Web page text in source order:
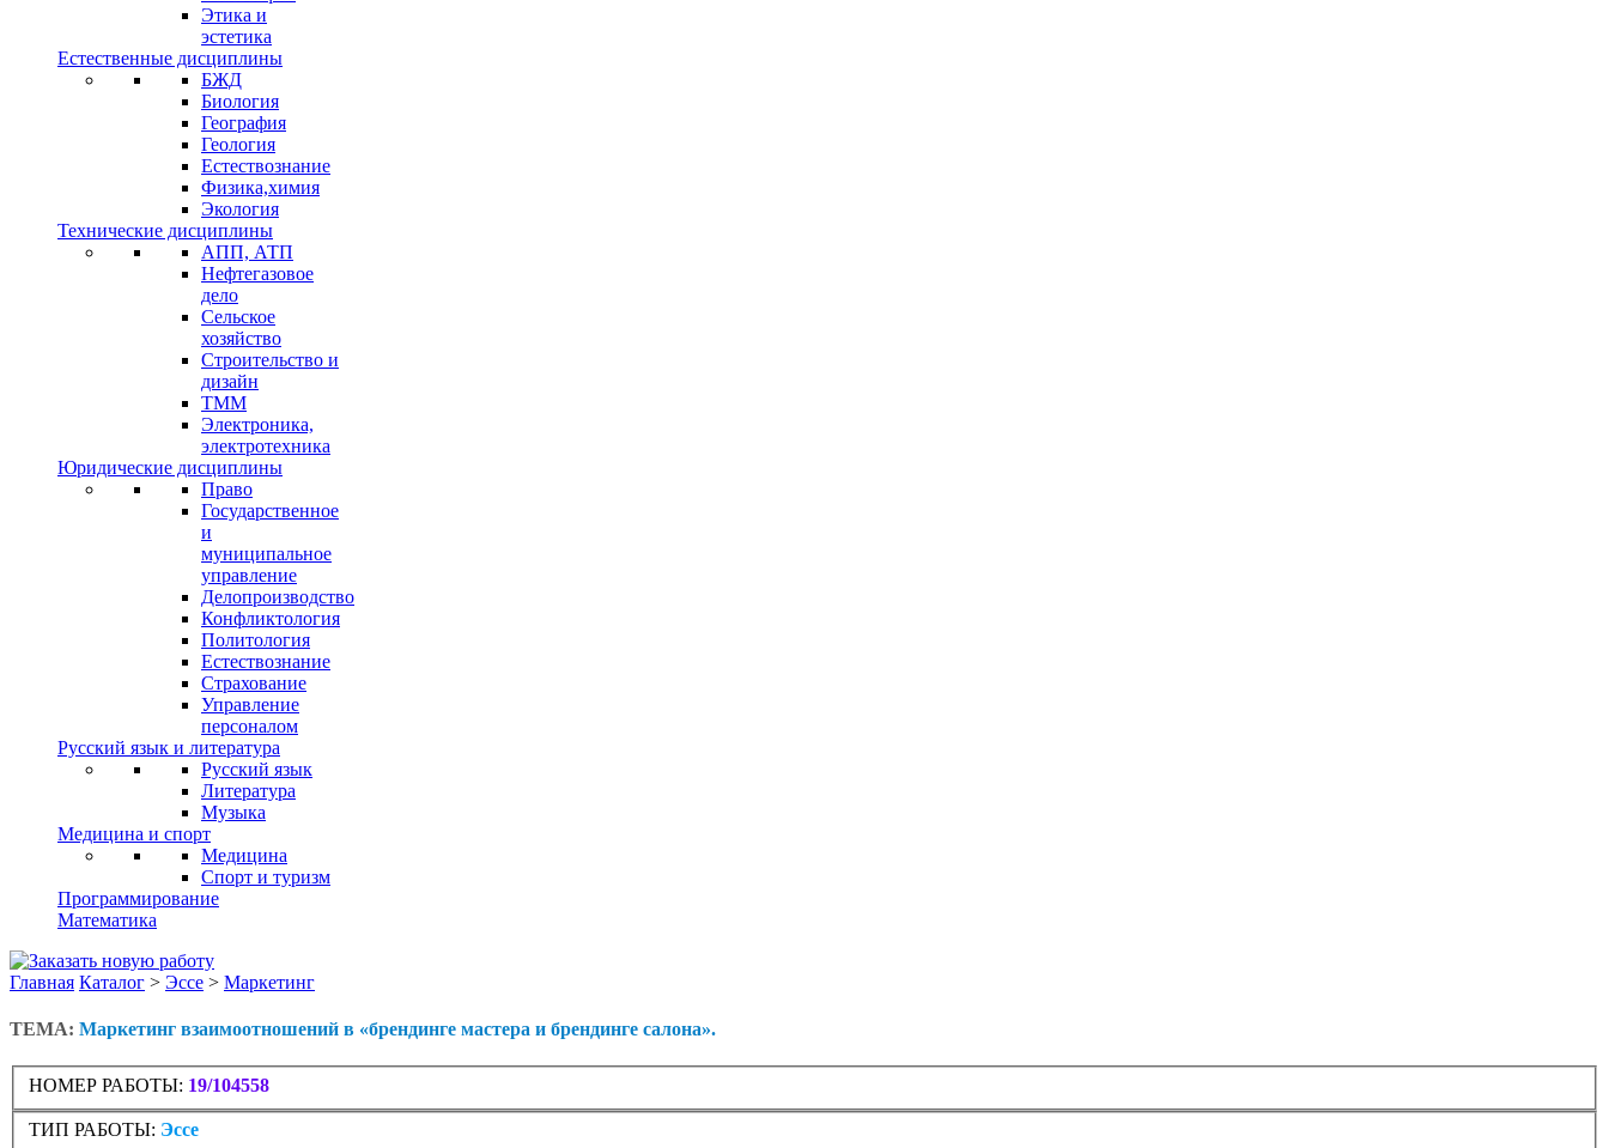
Этика и
эстетика
Естественные дисциплины
БЖД
Биология
География
Геология
Естествознание
Физика,химия
Экология
Технические дисциплины
АПП, АТП
Нефтегазовое
дело
Сельское
хозяйство
Строительство и
дизайн
ТММ
Электроника,
электротехника
Юридические дисциплины
Право
Государственное
и
муниципальное
управление
Делопроизводство
Конфликтология
Политология
Естествознание
Страхование
Управление
персоналом
Русский язык и литература
Русский язык
Литература
Музыка
Медицина и спорт
Медицина
Спорт и туризм
Программирование
Математика
Главная Каталог > Эссе > Маркетинг
ТЕМА: Маркетинг взаимоотношений в «брендинге мастера и брендинге салона».
НОМЕР РАБОТЫ: 19/104558
ТИП РАБОТЫ: Эссе